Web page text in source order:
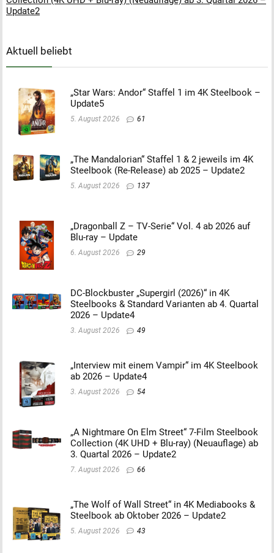
Update2
Aktuell beliebt
„Star Wars: Andor“ Staffel 1 im 4K Steelbook –
Update5
5. August 2026 61
„The Mandalorian“ Staffel 1 & 2 jeweils im 4K
Steelbook (Re-Release) ab 2025 – Update2
5. August 2026 137
„Dragonball Z – TV-Serie“ Vol. 4 ab 2026 auf
Blu-ray – Update
6. August 2026 29
DC-Blockbuster „Supergirl (2026)“ in 4K
Steelbooks & Standard Varianten ab 4. Quartal
2026 – Update4
3. August 2026 49
„Interview mit einem Vampir“ im 4K Steelbook
ab 2026 – Update4
3. August 2026 54
„A Nightmare On Elm Street“ 7-Film Steelbook
Collection (4K UHD + Blu-ray) (Neuauflage) ab
3. Quartal 2026 – Update2
7. August 2026 66
„The Wolf of Wall Street“ in 4K Mediabooks &
Steelbook ab Oktober 2026 – Update2
5. August 2026 43